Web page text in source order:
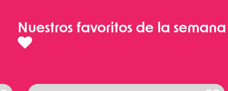
Nuestros favoritos de la semana